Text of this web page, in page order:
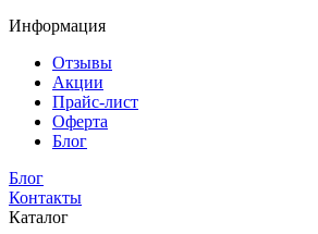
Информация
Отзывы
Акции
Прайс-лист
Оферта
Блог
Блог
Контакты
Каталог